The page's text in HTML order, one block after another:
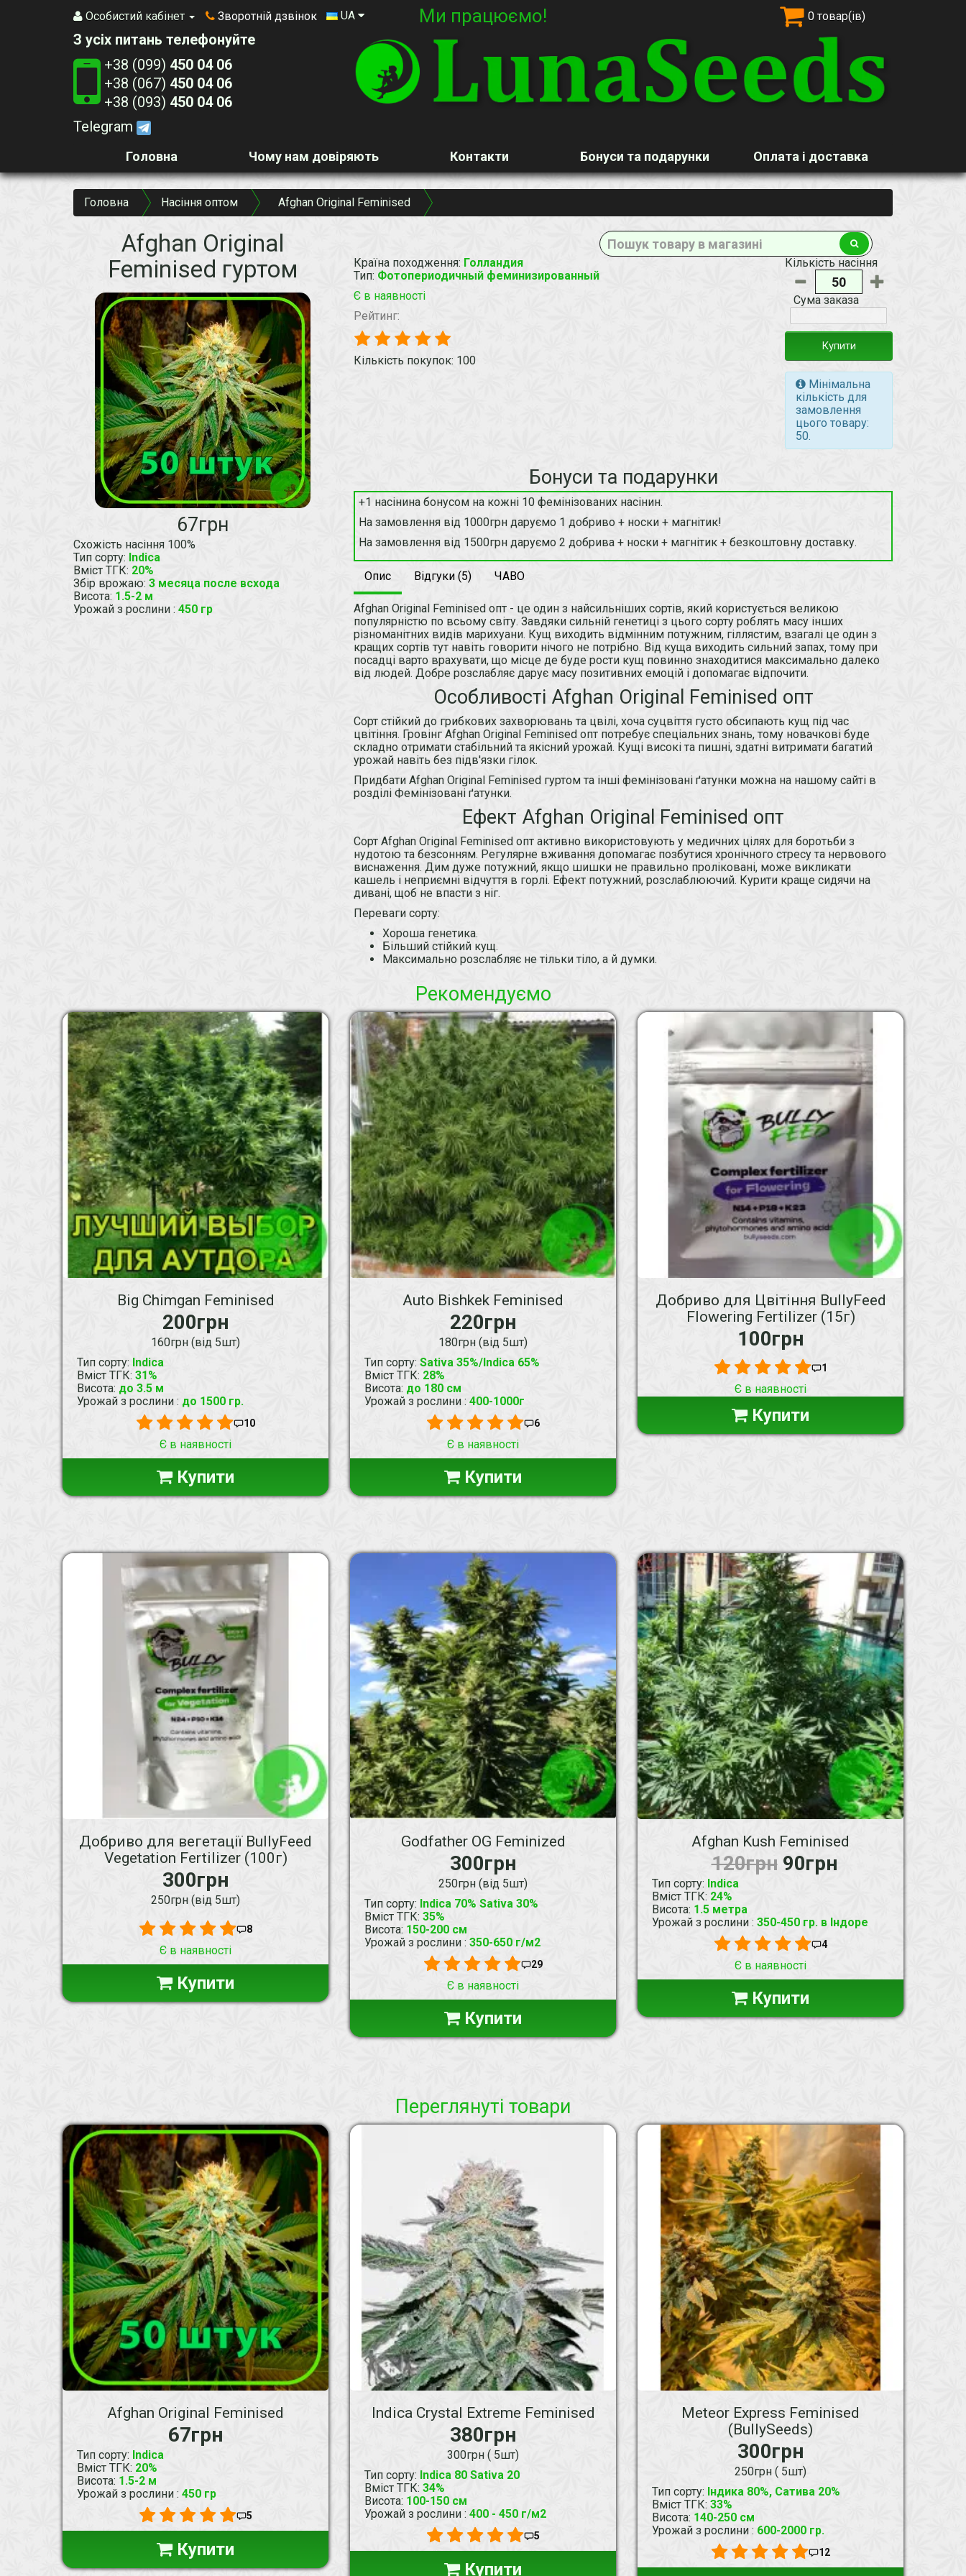
Особистий кабінет Зворотній дзвінок 0 товар(ів)
UA Ми працюємо!
З усіх питань телефонуйте
+38 (099) 450 04 06
+38 (067) 450 04 06
+38 (093) 450 04 06
Telegram
Головна Чому нам довіряють Контакти Бонуси та подарунки Оплата і доставка
Головна Насіння оптом Afghan Original Feminised
Afghan Original
Feminised гуртом
67грн
Схожість насіння 100%
Тип сорту: Indica
Вміст ТГК: 20%
Збір врожаю: 3 месяца после всхода
Висота: 1.5-2 м
Урожай з рослини : 450 гр
Країна походження: Голландия
Тип: Фотопериодичный феминизированный
Є в наявності
Рейтинг:
Кількість покупок: 100
Кількість насіння
Сума заказа
Купити
Мінімальна
кількість для
замовлення
цього товару:
50.
Бонуси та подарунки
+1 насінина бонусом на кожні 10 фемінізованих насінин.
На замовлення від 1000грн даруємо 1 добриво + носки + магнітик!
На замовлення від 1500грн даруємо 2 добрива + носки + магнітик + безкоштовну доставку.
Опис Відгуки (5) ЧАВО
Afghan Original Feminised опт - це один з найсильніших сортів, який користується великою
популярністю по всьому світу. Завдяки сильній генетиці з цього сорту роблять масу інших
різноманітних видів марихуани. Кущ виходить відмінним потужним, гіллястим, взагалі це один з
кращих сортів тут навіть говорити нічого не потрібно. Від куща виходить сильний запах, тому при
посадці варто врахувати, що місце де буде рости кущ повинно знаходитися максимально далеко
від людей. Добре розслабляє дарує масу позитивних емоцій і допомагає відпочити.
Особливості Afghan Original Feminised опт
Сорт стійкий до грибкових захворювань та цвілі, хоча суцвіття густо обсипають кущ під час
цвітіння. Гровінг Afghan Original Feminised опт потребує спеціальних знань, тому новачкові буде
складно отримати стабільний та якісний урожай. Кущі високі та пишні, здатні витримати багатий
урожай навіть без підв'язки гілок.
Придбати Afghan Original Feminised гуртом та інші фемінізовані ґатунки можна на нашому сайті в
розділі Фемінізовані ґатунки.
Ефект Afghan Original Feminised опт
Сорт Afghan Original Feminised опт активно використовують у медичних цілях для боротьби з
нудотою та безсонням. Регулярне вживання допомагає позбутися хронічного стресу та нервового
виснаження. Дим дуже потужний, якщо шишки не правильно проліковані, може викликати
кашель і неприємні відчуття в горлі. Ефект потужний, розслаблюючий. Курити краще сидячи на
дивані, щоб не впасти з ніг.
Переваги сорту:
Хороша генетика.
Більший стійкий кущ.
Максимально розслабляє не тільки тіло, а й думки.
Рекомендуємо
Big Chimgan Feminised
200грн
160грн (від 5шт)
Тип сорту: Indica
Вміст ТГК: 31%
Висота: до 3.5 м
Урожай з рослини : до 1500 гр.
10
Є в наявності
Купити
Auto Bishkek Feminised
220грн
180грн (від 5шт)
Тип сорту: Sativa 35%/Indica 65%
Вміст ТГК: 28%
Висота: до 180 см
Урожай з рослини : 400-1000г
6
Є в наявності
Купити
Добриво для Цвітіння BullyFeed
Flowering Fertilizer (15г)
100грн
1
Є в наявності
Купити
Добриво для вегетації BullyFeed
Vegetation Fertilizer (100г)
300грн
250грн (від 5шт)
8
Є в наявності
Купити
Godfather OG Feminized
300грн
250грн (від 5шт)
Тип сорту: Indica 70% Sativa 30%
Вміст ТГК: 35%
Висота: 150-200 см
Урожай з рослини : 350-650 г/м2
29
Є в наявності
Купити
Afghan Kush Feminised
120грн 90грн
Тип сорту: Indica
Вміст ТГК: 24%
Висота: 1.5 метра
Урожай з рослини : 350-450 гр. в Індоре
4
Є в наявності
Купити
Переглянуті товари
Afghan Original Feminised
67грн
Тип сорту: Indica
Вміст ТГК: 20%
Висота: 1.5-2 м
Урожай з рослини : 450 гр
5
Купити
Indica Crystal Extreme Feminised
380грн
300грн ( 5шт)
Тип сорту: Indica 80 Sativa 20
Вміст ТГК: 34%
Висота: 100-150 см
Урожай з рослини : 400 - 450 г/м2
5
Купити
Meteor Express Feminised
(BullySeeds)
300грн
250грн ( 5шт)
Тип сорту: Індика 80%, Сатива 20%
Вміст ТГК: 33%
Висота: 140-250 см
Урожай з рослини : 600-2000 гр.
12